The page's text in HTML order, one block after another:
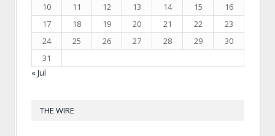
10
11 12 13 14 15
16
17
18 19 20 21 22
23
24
25 26 27 28 29
30
31
« Jul
THE WIRE